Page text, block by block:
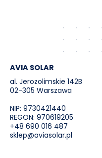
AVIA SOLAR
al. Jerozolimskie 142B
02-305 Warszawa
NIP: 9730421440
REGON: 970619205
+48 690 016 487
sklep@aviasolar.pl